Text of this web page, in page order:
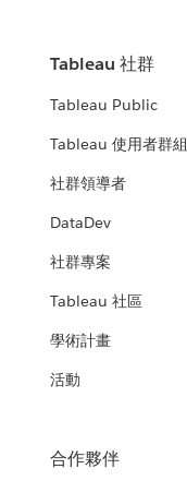
Tableau 社群
Tableau Public
Tableau 使用者群組
社群領導者
DataDev
社群專案
Tableau 社區
學術計畫
活動
合作夥伴